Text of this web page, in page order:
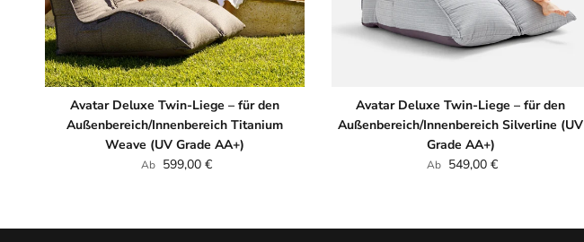
Avatar Deluxe Twin-Liege – für den
Außenbereich/Innenbereich Titanium
Weave (UV Grade AA+)
Normaler Preis
Ab 599,00 €
Avatar Deluxe Twin-Liege – für den
Außenbereich/Innenbereich Silverline (UV
Grade AA+)
Normaler Preis
Ab 549,00 €